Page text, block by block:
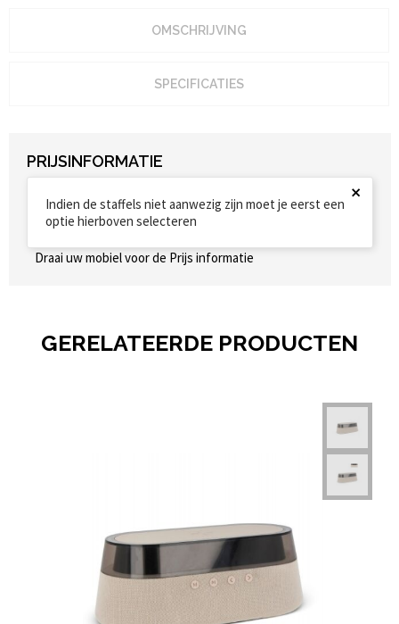
OMSCHRIJVING
SPECIFICATIES
PRIJSINFORMATIE
Indien de staffels niet aanwezig zijn moet je eerst een
optie hierboven selecteren
×
Draai uw mobiel voor de Prijs informatie
GERELATEERDE PRODUCTEN